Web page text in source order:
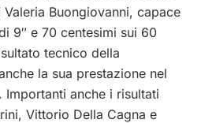
Buongiovanni, capace
9″ e 70 centesimi sui 60
tecnico della
la sua prestazione nel
anche i risultati
Vittorio Della Cagna e